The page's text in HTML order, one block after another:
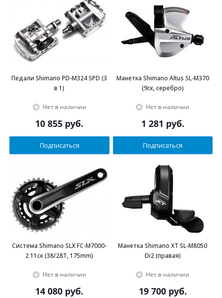
Педали Shimano PD-M324 SPD (3
в 1)
Нет в наличии
10 855 руб.
Подписаться
Манетка Shimano Altus SL-M370
(9ск, серебро)
Нет в наличии
1 281 руб.
Подписаться
Система Shimano SLX FC-M7000-
2 11ск (38/28T, 175mm)
Нет в наличии
14 080 руб.
Манетка Shimano XT SL-M8050
Di2 (правая)
Нет в наличии
19 700руб.